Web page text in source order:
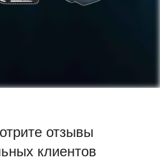
отзывы
клиентов